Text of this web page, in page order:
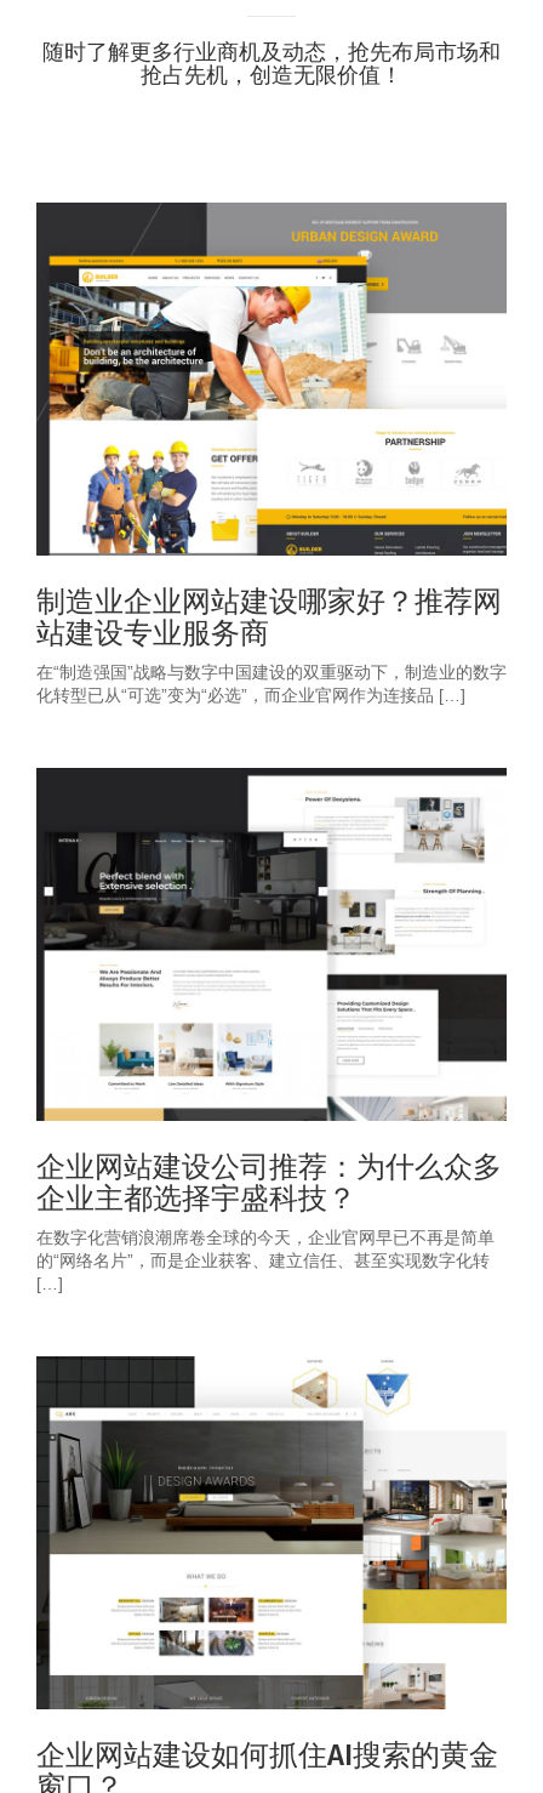
随时了解更多行业商机及动态，抢先布局市场和
抢占先机，创造无限价值！
制造业企业网站建设哪家好？推荐网
站建设专业服务商
在“制造强国”战略与数字中国建设的双重驱动下，制造业的数字
化转型已从“可选”变为“必选”，而企业官网作为连接品 […]
企业网站建设公司推荐：为什么众多
企业主都选择宇盛科技？
在数字化营销浪潮席卷全球的今天，企业官网早已不再是简单
的“网络名片”，而是企业获客、建立信任、甚至实现数字化转
[…]
企业网站建设如何抓住AI搜索的黄金